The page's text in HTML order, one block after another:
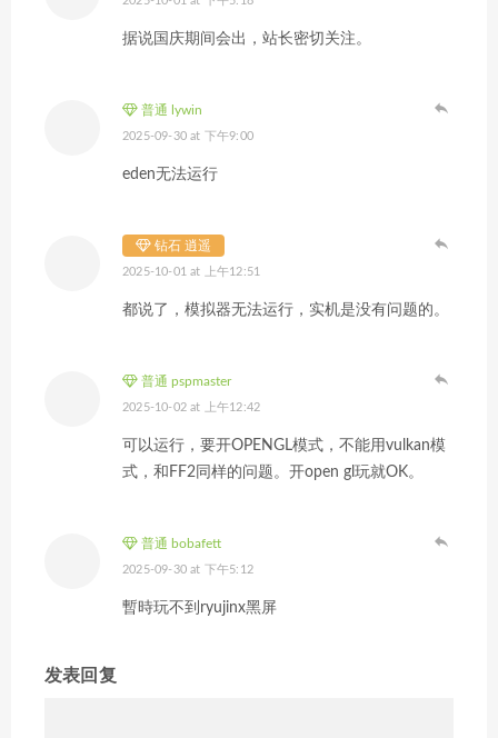
据说国庆期间会出，站长密切关注。
普通 lywin
2025-09-30 at 下午9:00
eden无法运行
钻石 逍遥
2025-10-01 at 上午12:51
都说了，模拟器无法运行，实机是没有问题的。
普通 pspmaster
2025-10-02 at 上午12:42
可以运行，要开OPENGL模式，不能用vulkan模
式，和FF2同样的问题。开open gl玩就OK。
普通 bobafett
2025-09-30 at 下午5:12
暫時玩不到ryujinx黑屏
发表回复